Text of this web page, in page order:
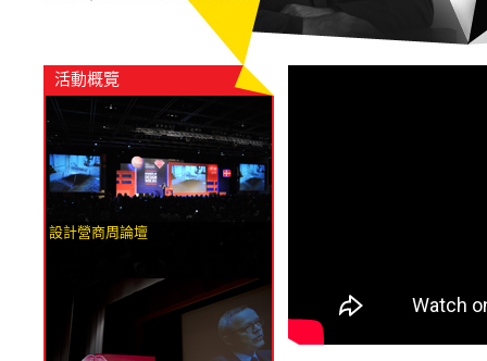
活動概覽
設計營商周論壇